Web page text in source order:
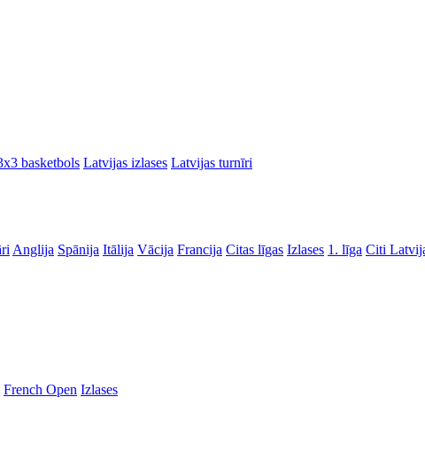
basketbols Latvijas izlases Latvijas turnīri
Anglija Spānija Itālija Vācija Francija Citas līgas Izlases 1. līga Citi
French Open Izlases